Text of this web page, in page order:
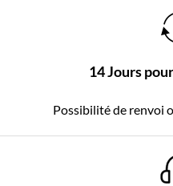
14 Jours
Possibilité de renvoi